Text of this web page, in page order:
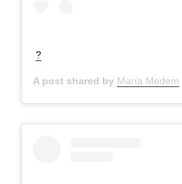
?
A post shared by María Medem